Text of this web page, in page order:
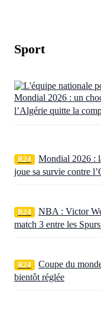
Sport
Mondial 2026 : un
l’Algérie quitte la
R24
Mondial 2026 :
joue sa survie contre
R24
NBA : Victor
match 3 entre les
R24
Coupe du
bientôt réglée